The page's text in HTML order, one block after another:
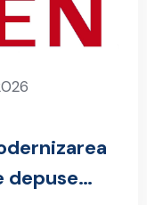
depuse